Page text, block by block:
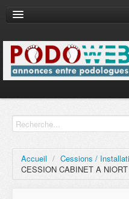
Accueil / Cessions /
CESSION CABINET A NIORT